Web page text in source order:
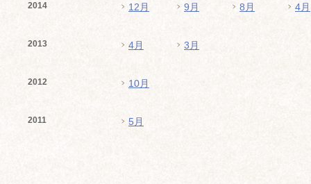
2014 12月 9月 8月 4月
2013 4月 3月
2012 10月
2011 5月